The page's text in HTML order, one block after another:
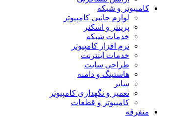
کامپیوتر و شبکه
لوازم جانبی کامپیوتر
پرینتر و اسکنر
خدمات شبکه
نرم افزار کامپیوتر
خدمات اینترنت
طراحی سایت
هاستینگ و دامنه
سایر
تعمیر و نگهداری کامپیوتر
کامپیوتر و قطعات
متفرقه